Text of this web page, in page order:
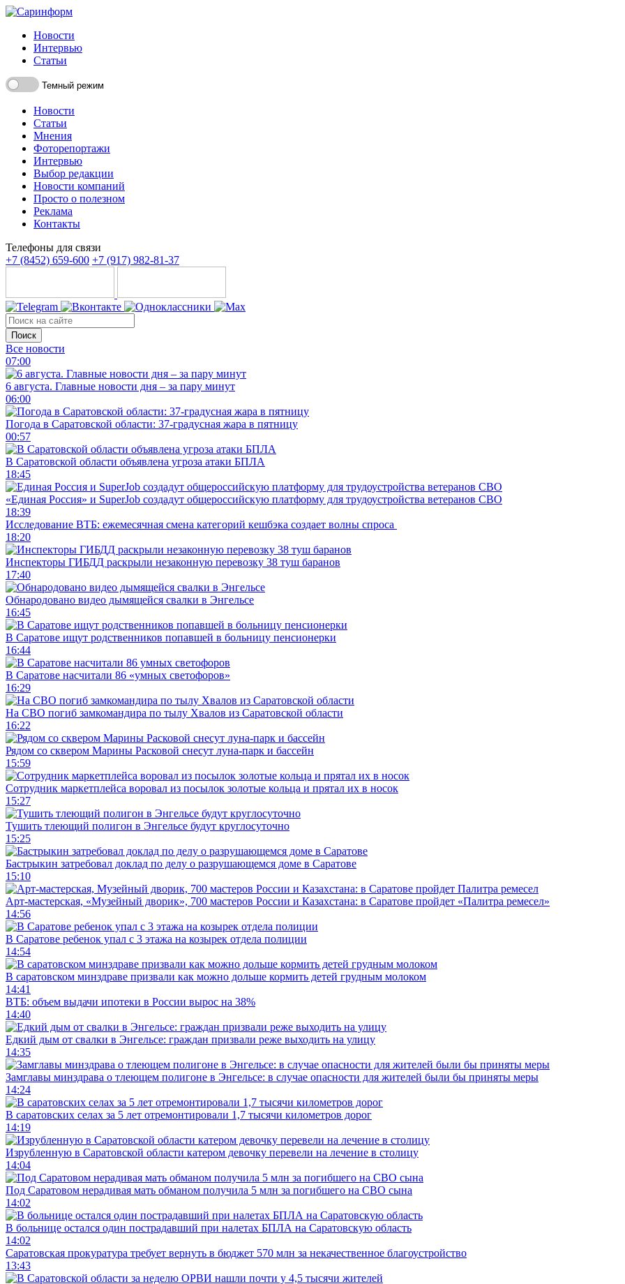
Новости
Интервью
Статьи
Темный режим
Новости
Статьи
Мнения
Фоторепортажи
Интервью
Выбор редакции
Новости компаний
Просто о полезном
Реклама
Контакты
Телефоны для связи
+7 (8452) 659-600 +7 (917) 982-81-37
Поиск
Все новости
07:00
6 августа. Главные новости дня – за пару минут
06:00
Погода в Саратовской области: 37-градусная жара в пятницу
00:57
В Саратовской области объявлена угроза атаки БПЛА
18:45
«Единая Россия» и SuperJob создадут общероссийскую платформу для трудоустройства ветеранов СВО
18:39
Исследование ВТБ: ежемесячная смена категорий кешбэка создает волны спроса
18:20
Инспекторы ГИБДД раскрыли незаконную перевозку 38 туш баранов
17:40
Обнародовано видео дымящейся свалки в Энгельсе
16:45
В Саратове ищут родственников попавшей в больницу пенсионерки
16:44
В Саратове насчитали 86 «умных светофоров»
16:29
На СВО погиб замкомандира по тылу Хвалов из Саратовской области
16:22
Рядом со сквером Марины Расковой снесут луна-парк и бассейн
15:59
Сотрудник маркетплейса воровал из посылок золотые кольца и прятал их в носок
15:27
Тушить тлеющий полигон в Энгельсе будут круглосуточно
15:25
Бастрыкин затребовал доклад по делу о разрушающемся доме в Саратове
15:10
Арт-мастерская, «Музейный дворик», 700 мастеров России и Казахстана: в Саратове пройдет «Палитра ремесел»
14:56
В Саратове ребенок упал с 3 этажа на козырек отдела полиции
14:54
В саратовском минздраве призвали как можно дольше кормить детей грудным молоком
14:41
ВТБ: объем выдачи ипотеки в России вырос на 38%
14:40
Едкий дым от свалки в Энгельсе: граждан призвали реже выходить на улицу
14:35
Замглавы минздрава о тлеющем полигоне в Энгельсе: в случае опасности для жителей были бы приняты меры
14:24
В саратовских селах за 5 лет отремонтировали 1,7 тысячи километров дорог
14:19
Изрубленную в Саратовской области катером девочку перевели на лечение в столицу
14:04
Под Саратовом нерадивая мать обманом получила 5 млн за погибшего на СВО сына
14:02
В больнице остался один пострадавший при налетах БПЛА на Саратовскую область
14:02
Саратовская прокуратура требует вернуть в бюджет 570 млн за некачественное благоустройство
13:43